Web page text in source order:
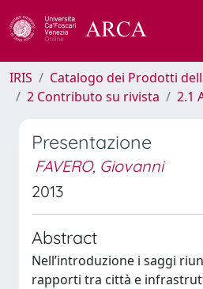
IRIS
Catalogo dei Prodotti
2 Contributo su rivista
2.1
Presentazione
FAVERO, Giovanni
2013
Abstract
Nell’introduzione i saggi
rapporti tra città e